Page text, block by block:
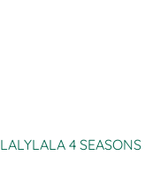
LALYLALA 4